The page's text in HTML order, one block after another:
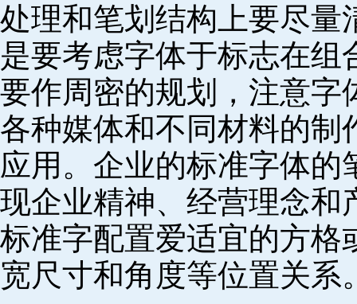
处理和笔划结构上要尽量
是要考虑字体于标志在
要作周密的规划，注意字
各种媒体和不同材料的制
应用。企业的标准字体
现企业精神、经营理念和
标准字配置爱适宜的方格
宽尺寸和角度等位置关系